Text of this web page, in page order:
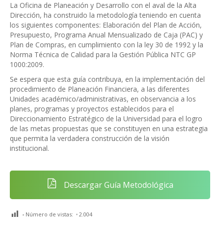
La Oficina de Planeación y Desarrollo con el aval de la Alta
Dirección, ha construido la metodología teniendo en cuenta
los siguientes componentes: Elaboración del Plan de Acción,
Presupuesto, Programa Anual Mensualizado de Caja (PAC) y
Plan de Compras, en cumplimiento con la ley 30 de 1992 y la
Norma Técnica de Calidad para la Gestión Pública NTC GP
1000:2009.
Se espera que esta guía contribuya, en la implementación del
procedimiento de Planeación Financiera, a las diferentes
Unidades académico/administrativas, en observancia a los
planes, programas y proyectos establecidos para el
Direccionamiento Estratégico de la Universidad para el logro
de las metas propuestas que se constituyen en una estrategia
que permita la verdadera construcción de la visión
institucional.
Descargar Guía Metodológica
Número de vistas: 2.004